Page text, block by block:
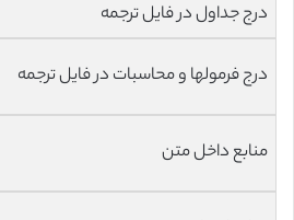
درج جداول در فایل ترجمه
درج فرمولها و محاسبات در فایل ترجمه
منابع داخل متن